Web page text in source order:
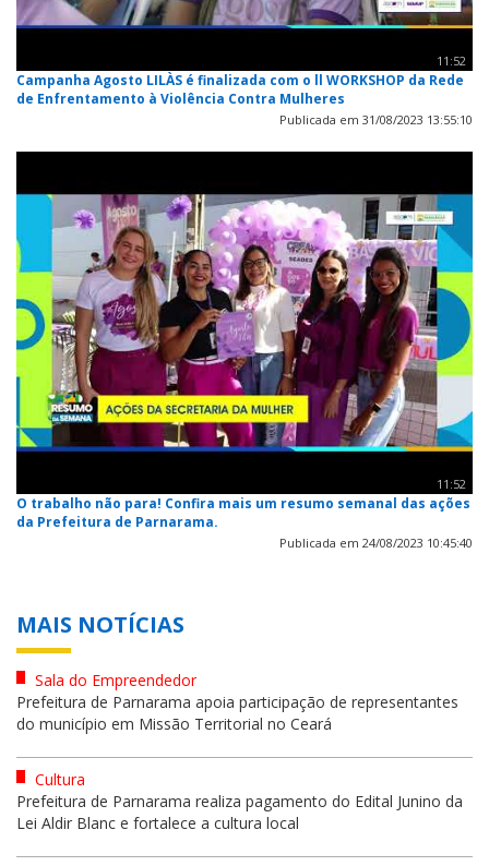
11:52
Campanha Agosto LILÀS é finalizada com o ll WORKSHOP da Rede
de Enfrentamento à Violência Contra Mulheres
Publicada em 31/08/2023 13:55:10
11:52
O trabalho não para! Confira mais um resumo semanal das ações
da Prefeitura de Parnarama.
Publicada em 24/08/2023 10:45:40
MAIS NOTÍCIAS
Sala do Empreendedor
Prefeitura de Parnarama apoia participação de representantes
do município em Missão Territorial no Ceará
Cultura
Prefeitura de Parnarama realiza pagamento do Edital Junino da
Lei Aldir Blanc e fortalece a cultura local